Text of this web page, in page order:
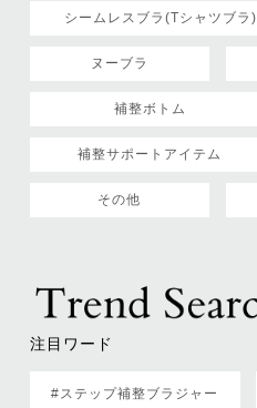
シームレスブラ(Tシャツブラ)
ヌーブラ
補整ボトム
補整サポートアイテム
その他
注目ワード
#ステップ補整ブラジャー